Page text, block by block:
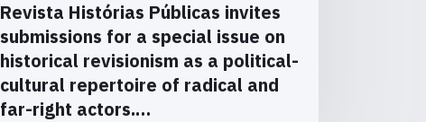
Revista Histórias Públicas invites
submissions for a special issue on
historical revisionism as a political-
cultural repertoire of radical and
far-right actors.…